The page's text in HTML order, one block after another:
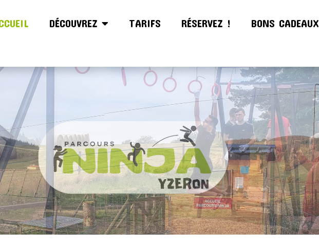
DÉCOUVREZ TARIFS RÉSERVEZ ! BONS CADEAUX